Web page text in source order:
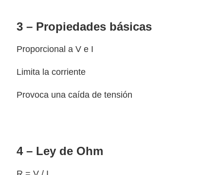
3 – Propiedades básicas
Proporcional a V e I
Limita la corriente
Provoca una caída de tensión
4 – Ley de Ohm